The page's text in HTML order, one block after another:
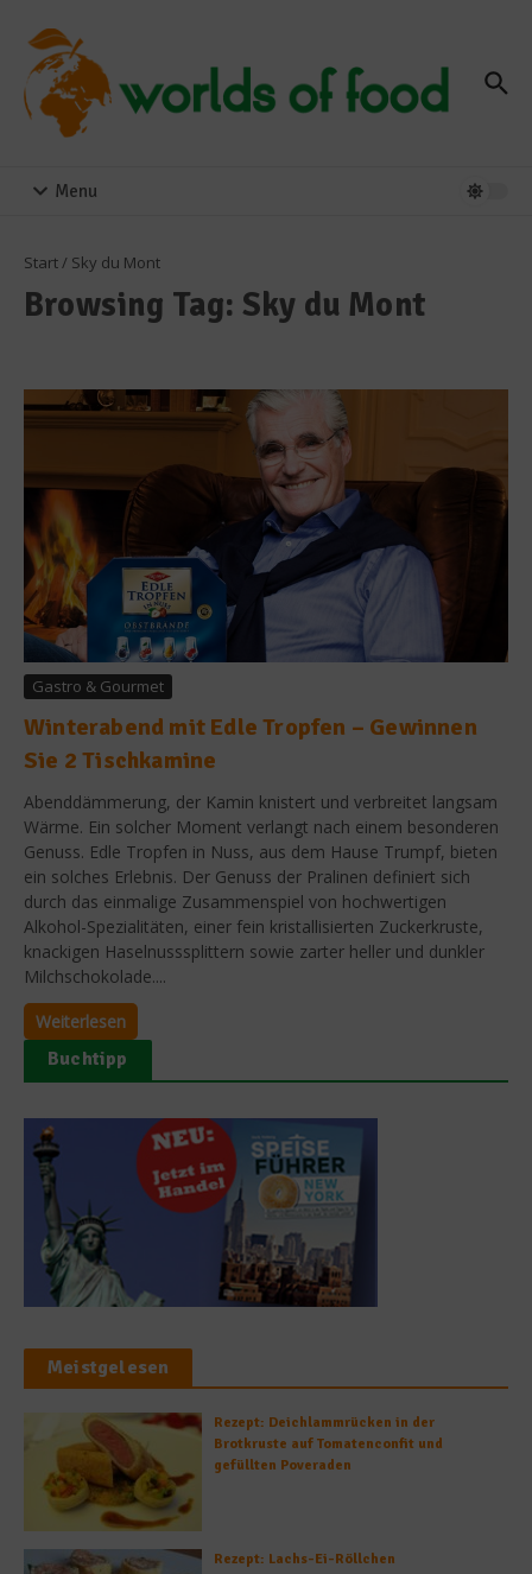
Menu
Start/ Sky du Mont
Browsing Tag: Sky du Mont
Gastro & Gourmet
Winterabend mit Edle Tropfen – Gewinnen
Sie 2 Tischkamine
Abenddämmerung, der Kamin knistert und verbreitet langsam
Wärme. Ein solcher Moment verlangt nach einem besonderen
Genuss. Edle Tropfen in Nuss, aus dem Hause Trumpf, bieten
ein solches Erlebnis. Der Genuss der Pralinen definiert sich
durch das einmalige Zusammenspiel von hochwertigen
Alkohol-Spezialitäten, einer fein kristallisierten Zuckerkruste,
knackigen Haselnusssplittern sowie zarter heller und dunkler
Milchschokolade....
Weiterlesen
Buchtipp
Meistgelesen
Rezept: Deichlammrücken in der
Brotkruste auf Tomatenconfit und
gefüllten Poveraden
Rezept: Lachs-Ei-Röllchen